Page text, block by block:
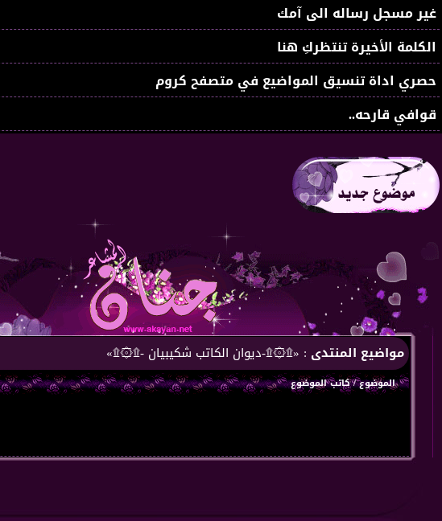
غير مسجل رساله الى آمك
الكلمة الأخيرة تنتظركِ هنا
حصري اداة تنسيق المواضيع في متصفح كروم
قوافي قارحه..
مواضيع المنتدى : «۩۞۩-ديوان الكاتب شكيبيان -۩۞۩»
الموضوع/كاتب الموضوع